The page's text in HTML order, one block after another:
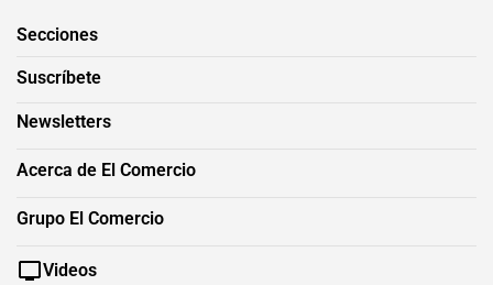
Secciones
Suscríbete
Newsletters
Acerca de El Comercio
Grupo El Comercio
Videos